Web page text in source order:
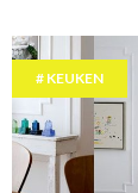
KEUKEN